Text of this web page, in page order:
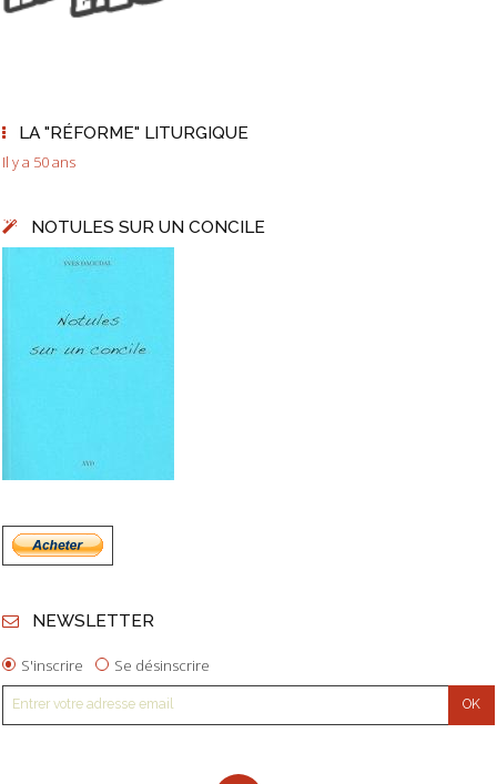
LA "RÉFORME" LITURGIQUE
Il y a 50 ans
NOTULES SUR UN CONCILE
NEWSLETTER
S'inscrire Se désinscrire